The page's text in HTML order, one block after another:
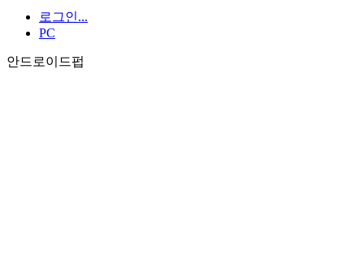
로그인...
PC
안드로이드펍